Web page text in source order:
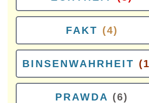
FAKT (4)
BINSENWAHRHEIT
PRAWDA (6)